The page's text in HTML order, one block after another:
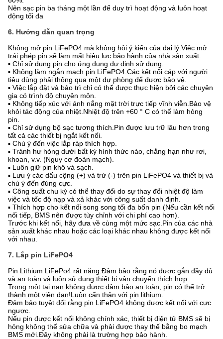
Nên sạc pin ba tháng một lần để duy trì hoạt động và luôn hoạt
động tối đa
6. Hướng dẫn quan trọng
Không mở pin LiFePO4 mà không hỏi ý kiến ​​của đại lý.Việc mở
trái phép pin sẽ làm mất hiệu lực bảo hành của nhà sản xuất.
▪ Chỉ sử dụng pin cho ứng dụng dự định sử dụng.
▪ Không làm ngắn mạch pin LiFePO4.Các kết nối cáp với người
tiêu dùng phải thông qua một dự phòng để được bảo vệ.
▪ Việc lắp đặt và bảo trì chỉ có thể được thực hiện bởi các chuyên
gia có trình độ chuyên môn.
▪ Không tiếp xúc với ánh nắng mặt trời trực tiếp vĩnh viễn.Bảo vệ
khỏi tác động của nhiệt.Nhiệt độ trên +60 ° C có thể làm hỏng
pin.
▪ Chỉ sử dụng bộ sạc tương thích.Pin được lưu trữ lâu hơn trong
tất cả các thiết bị ngắt kết nối.
▪ Chú ý đến việc lắp ráp thích hợp.
▪ Tránh hư hỏng dưới bất kỳ hình thức nào, chẳng hạn như rơi,
khoan, v.v. (Nguy cơ đoản mạch).
▪ Luôn giữ pin khô và sạch.
▪ Lưu ý các dấu cộng (+) và trừ (-) trên pin LiFePO4 và thiết bị và
chú ý đến đúng cực.
▪ Công suất chu kỳ có thể thay đổi do sự thay đổi nhiệt độ làm
việc và tốc độ nạp và xả khác với công suất danh định.
▪ Thích hợp cho kết nối song song tối đa bốn pin (Nếu cần kết nối
nối tiếp, BMS nên được tùy chỉnh với chi phí cao hơn).
Trước khi kết nối, hãy đưa về cùng một mức sạc.Pin của các nhà
sản xuất khác nhau hoặc các loại khác nhau không được kết nối
với nhau.
7. Lắp pin LiFePO4
Pin Lithium LiFePo4 rất nặng.Đảm bảo rằng nó được gắn đầy đủ
và an toàn và luôn sử dụng thiết bị vận chuyển thích hợp.
Trong một tai nạn không được đảm bảo an toàn, pin có thể trở
thành một viên đạn!Luôn cẩn thận với pin lithium.
Đảm bảo tuyệt đối rằng pin LiFePO4 không được kết nối với cực
ngược.
Nếu pin được kết nối không chính xác, thiết bị điện tử BMS sẽ bị
hỏng không thể sửa chữa và phải được thay thế bằng bo mạch
BMS mới.Đây không phải là trường hợp bảo hành.